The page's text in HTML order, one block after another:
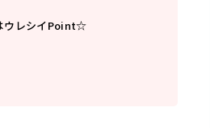
ウレシイPoint☆